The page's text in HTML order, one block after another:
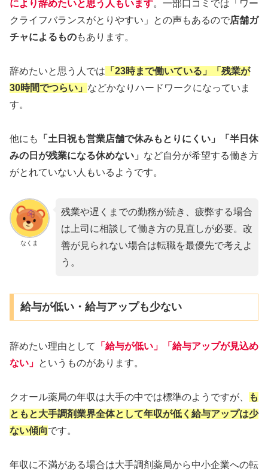
により辞めたいと思う人もいます。一部口コミでは「ワー
クライフバランスがとりやすい」との声もあるので店舗ガ
チャによるものもあります。
辞めたいと思う人では 「23時まで働いている」「残業が
30時間でつらい」 などかなりハードワークになっていま
す。
他にも
「土日祝も営業店舗で休みもとりにくい」「半日休
みの日が残業になる休めない」 など自分が希望する働き方
がとれていない人もいるようです。
なくま
残業や遅くまでの勤務が続き、疲弊する場合
は上司に相談して働き方の見直しが必要。改
善が見られない場合は転職を最優先で考えよ
う。
給与が低い・給与アップも少ない
辞めたい理由として
「給与が低い」「給与アップが見込め
ない」 というものがあります。
クオール薬局の年収は大手の中では標準のようですが、
も
ともと大手調剤業界全体として年収が低く給与アップは少
ない傾向です。
年収に不満がある場合は大手調剤薬局から中小企業への転